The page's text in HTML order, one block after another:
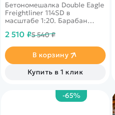
Бетономешалка Double Eagle
Freightliner 114SD в
масштабе 1:20. Барабан
Для придания большей
открываются двери.
2 510 ₽5 540 ₽
В корзину
Купить в 1 клик
-65%